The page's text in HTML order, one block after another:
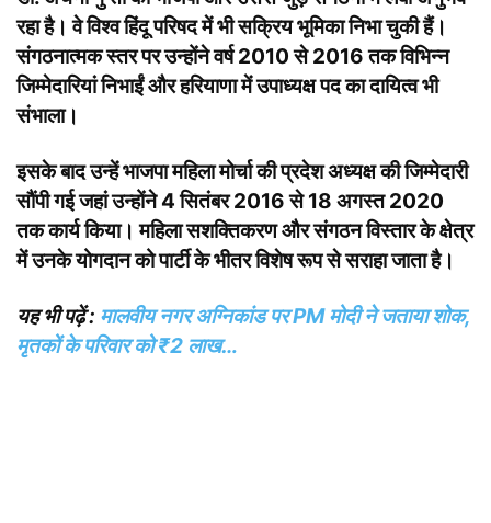
रहा है। वे विश्व हिंदू परिषद में भी सक्रिय भूमिका निभा चुकी हैं।
संगठनात्मक स्तर पर उन्होंने वर्ष 2010 से 2016 तक विभिन्न
जिम्मेदारियां निभाईं और हरियाणा में उपाध्यक्ष पद का दायित्व भी
संभाला।
इसके बाद उन्हें भाजपा महिला मोर्चा की प्रदेश अध्यक्ष की जिम्मेदारी
सौंपी गई जहां उन्होंने 4 सितंबर 2016 से 18 अगस्त 2020
तक कार्य किया। महिला सशक्तिकरण और संगठन विस्तार के क्षेत्र
में उनके योगदान को पार्टी के भीतर विशेष रूप से सराहा जाता है।
यह भी पढ़ें : मालवीय नगर अग्निकांड पर PM मोदी ने जताया शोक,
मृतकों के परिवार को ₹2 लाख…